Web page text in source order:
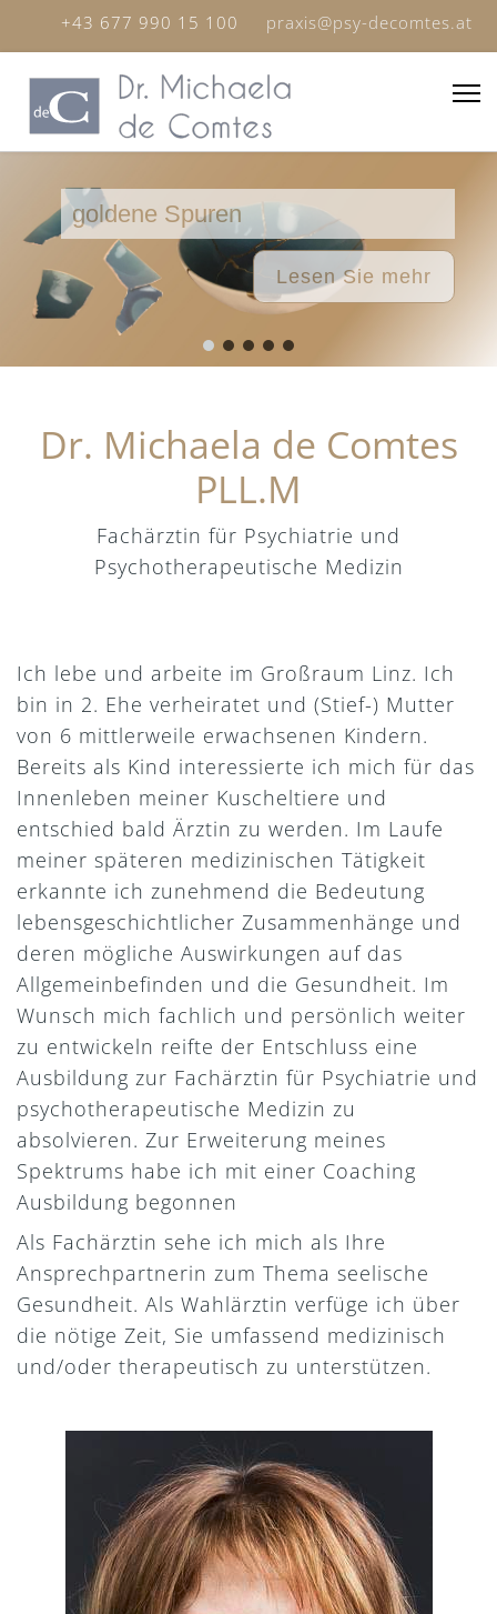
+43 677 990 15 100 praxis@psy-decomtes.at
goldene Spuren
Lesen Sie mehr
Dr. Michaela de Comtes
PLL.M
Fachärztin für Psychiatrie und
Psychotherapeutische Medizin
Ich lebe und arbeite im Großraum Linz. Ich
bin in 2. Ehe verheiratet und (Stief-) Mutter
von 6 mittlerweile erwachsenen Kindern.
Bereits als Kind interessierte ich mich für das
Innenleben meiner Kuscheltiere und
entschied bald Ärztin zu werden. Im Laufe
meiner späteren medizinischen Tätigkeit
erkannte ich zunehmend die Bedeutung
lebensgeschichtlicher Zusammenhänge und
deren mögliche Auswirkungen auf das
Allgemeinbefinden und die Gesundheit. Im
Wunsch mich fachlich und persönlich weiter
zu entwickeln reifte der Entschluss eine
Ausbildung zur Fachärztin für Psychiatrie und
psychotherapeutische Medizin zu
absolvieren. Zur Erweiterung meines
Spektrums habe ich mit einer Coaching
Ausbildung begonnen
Als Fachärztin sehe ich mich als Ihre
Ansprechpartnerin zum Thema seelische
Gesundheit. Als Wahlärztin verfüge ich über
die nötige Zeit, Sie umfassend medizinisch
und/oder therapeutisch zu unterstützen.